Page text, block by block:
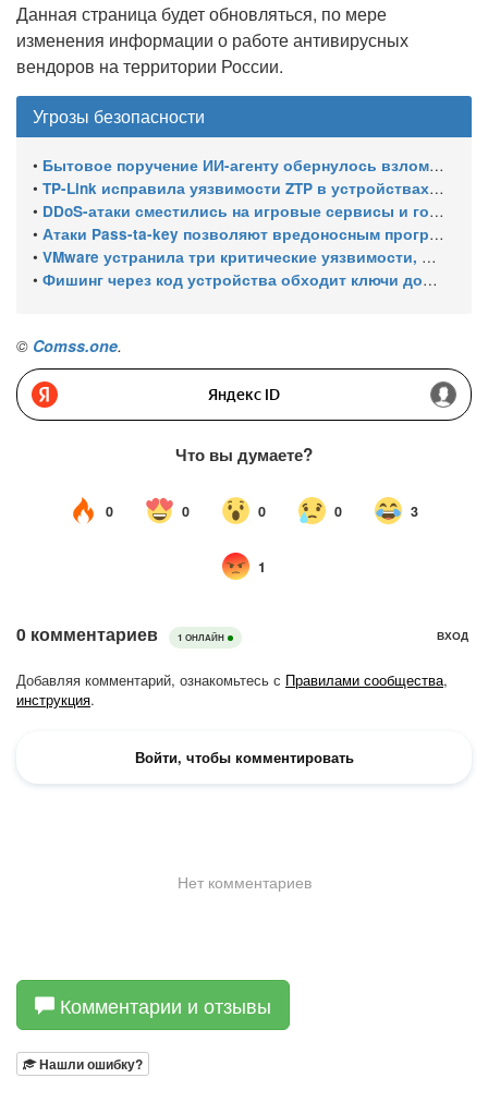
Данная страница будет обновляться, по мере
изменения информации о работе антивирусных
вендоров на территории России.
Угрозы безопасности
• Бытовое поручение ИИ-агенту обернулось взломом системы записи
• TP-Link исправила уязвимости ZTP в устройствах Omada
• DDoS-атаки сместились на игровые сервисы и госсектор, а каждая третья длится дольше суток
• Атаки Pass-ta-key позволяют вредоносным программам похищать синхронизированные ключи доступа Google
• VMware устранила три критические уязвимости, позволяющие обходить аутентификацию и выходить из виртуальной машины
• Фишинг через код устройства обходит ключи доступа Microsoft
© Comss.one.
Комментарии и отзывы
Нашли ошибку?